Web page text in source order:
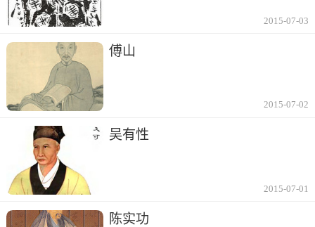
2015-07-03
傅山
2015-07-02
吴有性
2015-07-01
陈实功